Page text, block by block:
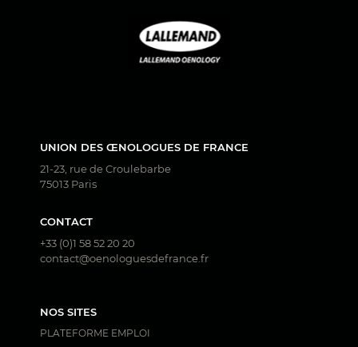
UNION DES ŒNOLOGUES DE FRANCE
21-23, rue de Croulebarbe
75013 Paris
CONTACT
+33 (0)1 58 52 20 20
contact@oenologuesdefrance.fr
NOS SITES
PLATEFORME EMPLOI